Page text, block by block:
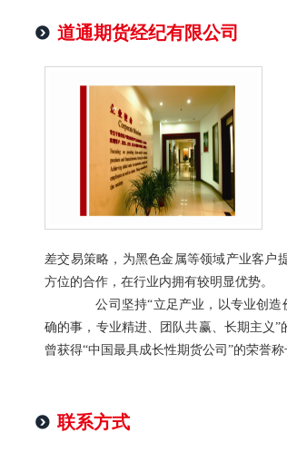
道通期货经纪有限公司
差交易策略，为黑色金属等领域产业客户
方位的合作，在行业内拥有较明显优势。
公司坚持“立足产业，以专业创
确的事，专业精进、团队共赢、长期主义
曾获得“中国最具成长性期货公司”的荣誉
联系方式